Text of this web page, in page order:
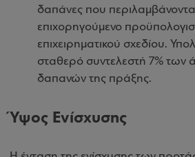
δαπάνες που
επιχορηγούμενο
επιχειρηματικού σχεδίου.
σταθερό συντελεστή 7% των
δαπανών της πράξης.
Ύψος Ενίσχυσης